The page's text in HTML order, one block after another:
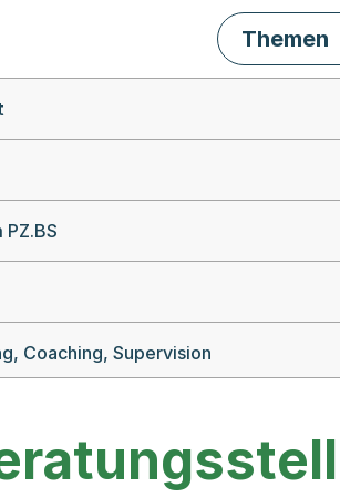
Themen
Coaching, Supervision